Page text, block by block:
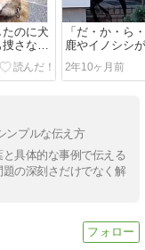
たのに犬
さない
～高知
「だ・か・ら
鹿やイノシシ
るんだよ」
2年10ヶ月前
ンプルな伝え方
具体的な事例で伝える
の深刻さだけでなく解